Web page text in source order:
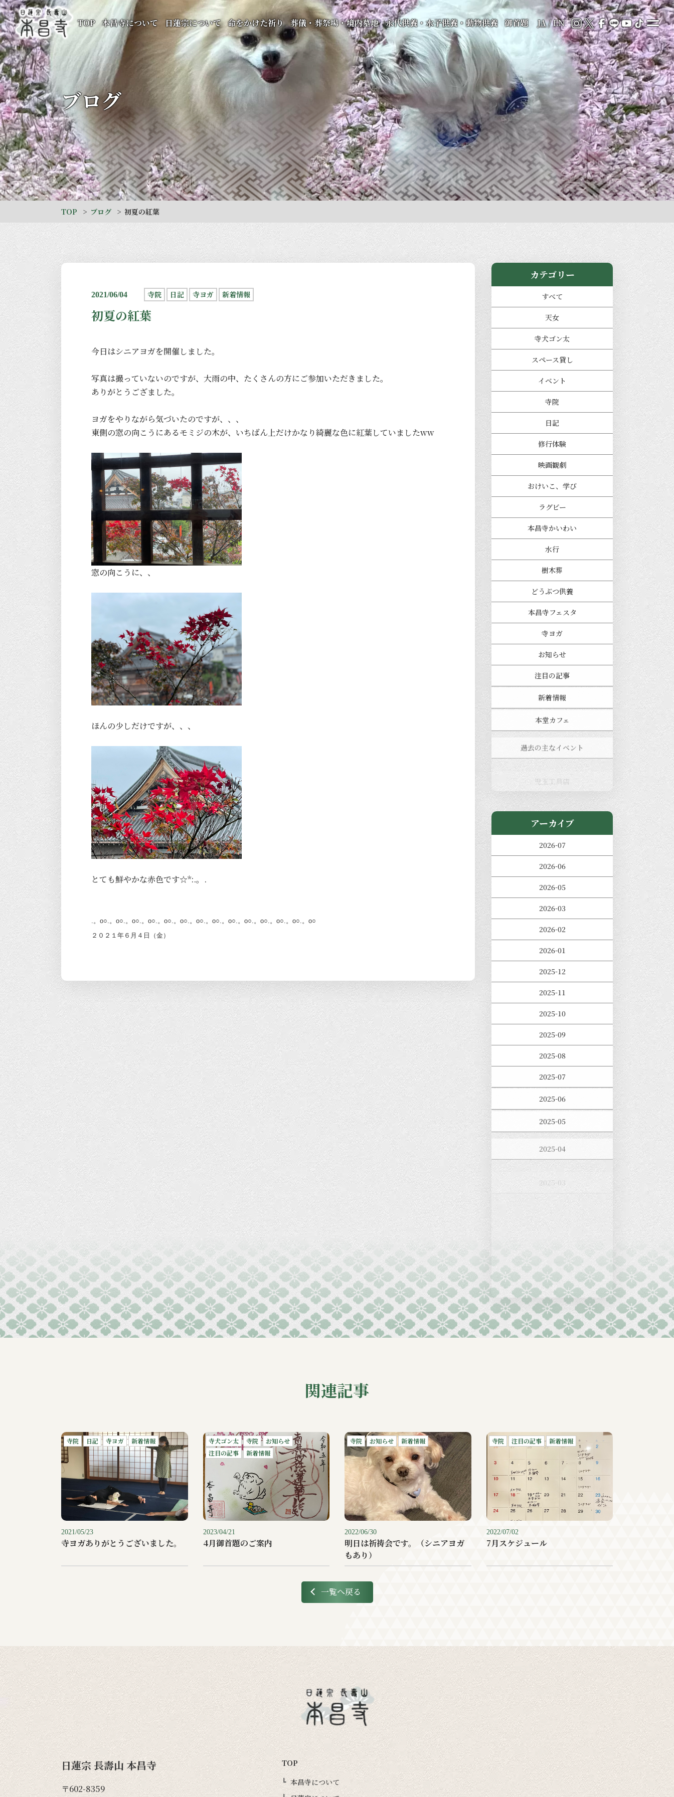
TOP 本昌寺について 日蓮宗について 命をかけた祈り 葬儀・葬祭場・境内墓地 永代供養・水子供養・動物供養 御首題 JA/EN
ブログ
TOP ブログ 初夏の紅葉
2021/06/04 寺院 日記 寺ヨガ 新着情報
初夏の紅葉
今日はシニアヨガを開催しました。
写真は撮っていないのですが、大雨の中、たくさんの方にご参加いただきました。
ありがとうござました。
ヨガをやりながら気づいたのですが、、、
東側の窓の向こうにあるモミジの木が、いちばん上だけかなり綺麗な色に紅葉していましたww
窓の向こうに、、
ほんの少しだけですが、、、
とても鮮やかな赤色です☆*:.。.
.。o○.。o○.。o○.。o○.。o○.。o○.。o○.。o○.。o○.。o○.。o○.。o○.。o○.。o○
２０２１年６月４日（金）
カテゴリー
すべて
天女
寺犬ゴン太
スペース貸し
イベント
寺院
日記
修行体験
映画観劇
おけいこ、学び
ラグビー
本昌寺かいわい
水行
樹木葬
どうぶつ供養
本昌寺フェスタ
寺ヨガ
お知らせ
注目の記事
新着情報
本堂カフェ
過去の主なイベント
児玉工具店
きのえねまるしぇ
アーカイブ
2026-07
2026-06
2026-05
2026-03
2026-02
2026-01
2025-12
2025-11
2025-10
2025-09
2025-08
2025-07
2025-06
2025-05
2025-04
2025-03
2025-02
2024-10
2024-09
関連記事
寺院 日記 寺ヨガ 新着情報
2021/05/23
寺ヨガありがとうございました。
寺犬ゴン太 寺院
お知らせ
注目の記事
新着情報
2023/04/21
4月御首題のご案内
寺院 お知らせ 新着情報
2022/06/30
明日は祈祷会です。（シニアヨガ
もあり）
寺院 注目の記事 新着情報
2022/07/02
7月スケジュール
一覧へ戻る
日蓮宗 長壽山 本昌寺
〒602-8359
TOP
本昌寺について